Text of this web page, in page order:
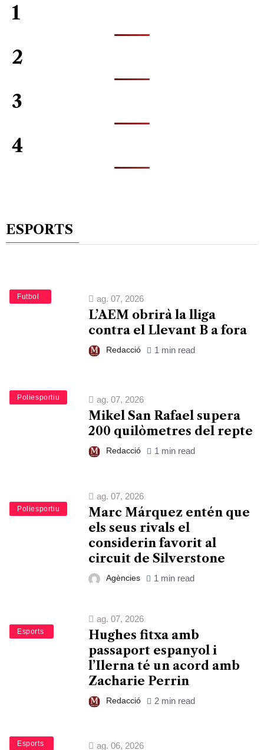
1
2
3
4
ESPORTS
Esports
Futbol ag. 07, 2026
L’AEM obrirà la lliga
contra el Llevant B a fora
Redacció 1 min read
Esports
Poliesportiu ag. 07, 2026
Mikel San Rafael supera
200 quilòmetres del repte
Redacció 1 min read
Esports
Poliesportiu
ag. 07, 2026
Marc Márquez entén que
els seus rivals el
considerin favorit al
circuit de Silverstone
Agències 1 min read
Bàsquet
Esports
ag. 07, 2026
Hughes fitxa amb
passaport espanyol i
l’Ilerna té un acord amb
Zacharie Perrin
Redacció 2 min read
Bàsquet
Esports ag. 06, 2026